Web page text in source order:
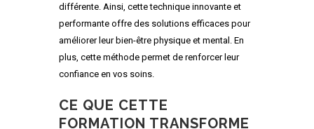
différente. Ainsi, cette technique innovante et
performante offre des solutions efficaces pour
améliorer leur bien-être physique et mental. En
plus, cette méthode permet de renforcer leur
confiance en vos soins.
CE QUE CETTE
FORMATION TRANSFORME